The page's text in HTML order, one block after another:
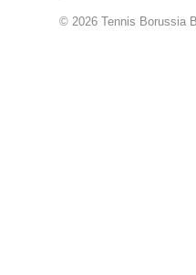
© 2026 Tennis Borussia